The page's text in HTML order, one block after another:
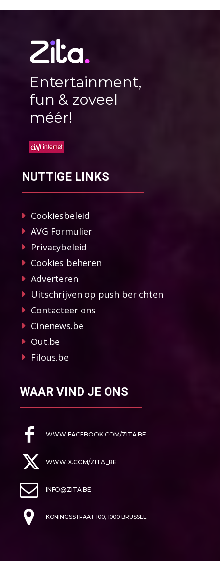
Entertainment,
fun & zoveel
méér!
NUTTIGE LINKS
Cookiesbeleid
AVG Formulier
Privacybeleid
Cookies beheren
Adverteren
Uitschrijven op push berichten
Contacteer ons
Cinenews.be
Out.be
Filous.be
WAAR VIND JE ONS
WWW.FACEBOOK.COM/ZITA.BE
WWW.X.COM/ZITA_BE
INFO@ZITA.BE
KONINGSSTRAAT 100, 1000 BRUSSEL